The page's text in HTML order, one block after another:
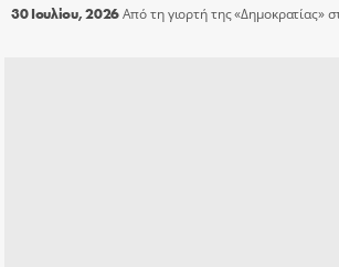
30 Ιουλίου, 2026Από τη γιορτή της «Δημοκρατίας»